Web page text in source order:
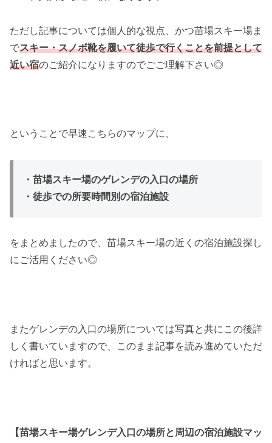
ただし記事については個人的な視点、かつ苗場スキー場ま
でスキー・スノボ靴を履いて徒歩で行くことを前提として
近い宿のご紹介になりますのでごご理解下さい◎
ということで早速こちらのマップに、
・苗場スキー場のゲレンデの入口の場所
・徒歩での所要時間別の宿泊施設
をまとめましたので、苗場スキー場の近くの宿泊施設探し
にご活用ください◎
またゲレンデの入口の場所については写真と共にこの後詳
しく書いていますので、このまま記事を読み進めていただ
ければと思います。
【苗場スキー場ゲレンデ入口の場所と周辺の宿泊施設マッ